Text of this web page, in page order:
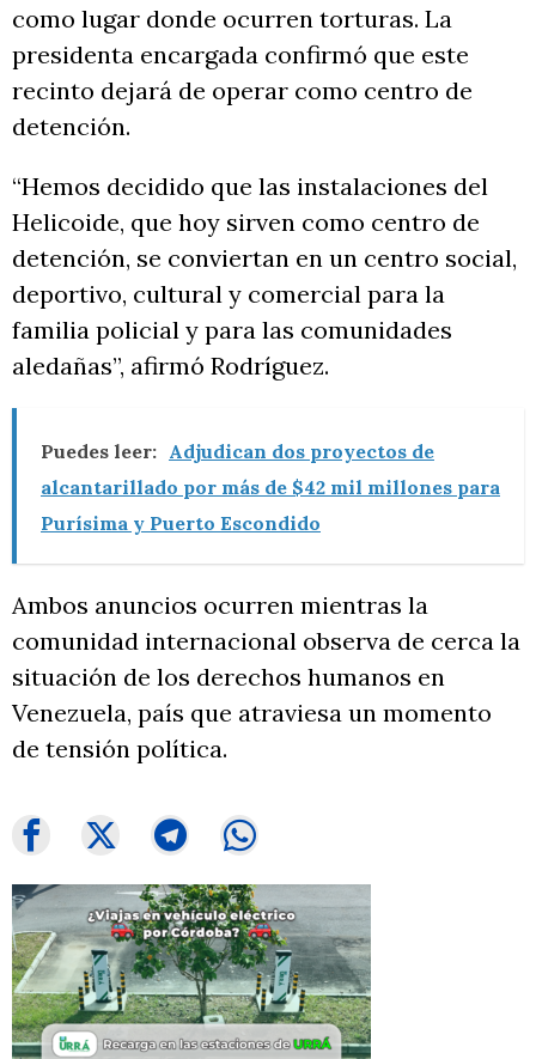
como lugar donde ocurren torturas. La
presidenta encargada confirmó que este
recinto dejará de operar como centro de
detención.
“Hemos decidido que las instalaciones del
Helicoide, que hoy sirven como centro de
detención, se conviertan en un centro social,
deportivo, cultural y comercial para la
familia policial y para las comunidades
aledañas”, afirmó Rodríguez.
Puedes leer: Adjudican dos proyectos de
alcantarillado por más de $42 mil millones para
Purísima y Puerto Escondido
Ambos anuncios ocurren mientras la
comunidad internacional observa de cerca la
situación de los derechos humanos en
Venezuela, país que atraviesa un momento
de tensión política.